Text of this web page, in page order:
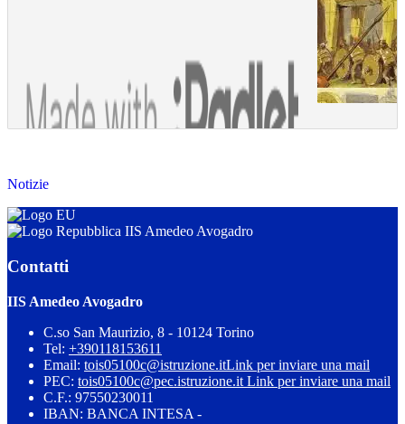
Notizie
IIS Amedeo Avogadro
Contatti
IIS Amedeo Avogadro
C.so San Maurizio, 8 - 10124 Torino
Tel: +390118153611
Email: tois05100c@istruzione.itLink per inviare una mail
PEC: tois05100c@pec.istruzione.it Link per inviare una mail
C.F.: 97550230011
IBAN: BANCA INTESA -